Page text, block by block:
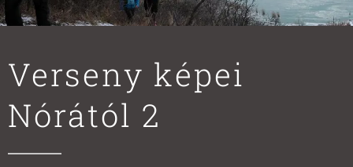
Verseny képei
Nórától 2